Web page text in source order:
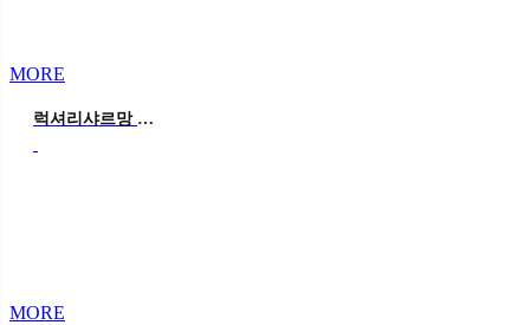
MORE
럭셔리샤르망 옐로우
MORE